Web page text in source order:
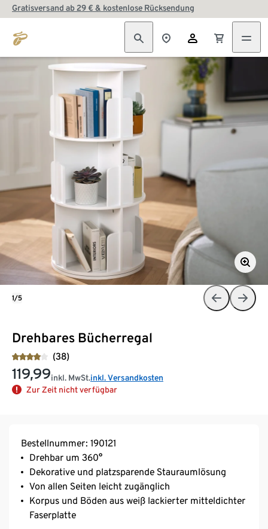
Gratisversand ab 29 € & kostenlose Rücksendung
Drehbares Bücherregal
(38)
119,99inkl. MwSt.inkl. Versandkosten
Zur Zeit nicht verfügbar
1/5
Bestellnummer: 190121
Drehbar um 360°
Dekorative und platzsparende Stauraumlösung
Von allen Seiten leicht zugänglich
Korpus und Böden aus weiß lackierter mitteldichter
Faserplatte